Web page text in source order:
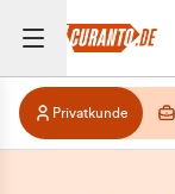
Privatkunde